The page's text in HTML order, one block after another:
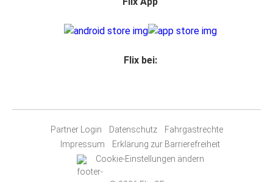
Flix bei:
Partner Login Datenschutz
Fahrgastrechte
Impressum
Erklärung zur Barrierefreiheit
Cookie-Einstellungen ändern